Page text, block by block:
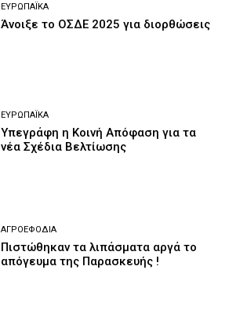
ΕΥΡΩΠΑΪΚΆ
Άνοιξε το ΟΣΔΕ 2025 για διορθώσεις
ΕΥΡΩΠΑΪΚΆ
Υπεγράφη η Κοινή Απόφαση για τα
νέα Σχέδια Βελτίωσης
ΑΓΡΟΕΦΌΔΙΑ
Πιστώθηκαν τα λιπάσματα αργά το
απόγευμα της Παρασκευής !